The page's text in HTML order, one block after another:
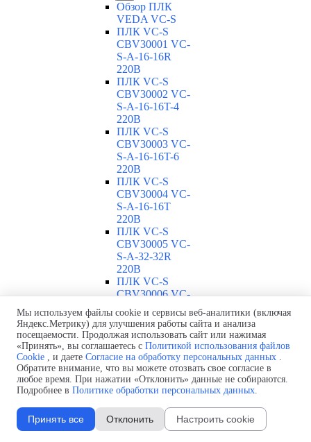
Обзор ПЛК
VEDA VC-S
ПЛК VC-S
CBV30001 VC-
S-A-16-16R
220В
ПЛК VC-S
CBV30002 VC-
S-A-16-16T-4
220В
ПЛК VC-S
CBV30003 VC-
S-A-16-16T-6
220В
ПЛК VC-S
CBV30004 VC-
S-A-16-16T
220В
ПЛК VC-S
CBV30005 VC-
S-A-32-32R
220В
ПЛК VC-S
CBV30006 VC-
S-A-32-32T-4
220В
ПЛК VC-S
CBV30007 VC-
S-A-32-32T-6
220В
ПЛК VC-S
CBV30008 VC-
S-A-32-32T
220В
ПЛК VC-S
Мы используем файлы cookie и сервисы веб-аналитики (включая
Яндекс.Метрику) для улучшения работы сайта и анализа
посещаемости. Продолжая использовать сайт или нажимая
«Принять», вы соглашаетесь с Политикой использования файлов
Cookie , и даете Согласие на обработку персональных данных .
Обратите внимание, что вы можете отозвать свое согласие в
любое время. При нажатии «Отклонить» данные не собираются.
Подробнее в Политике обработки персональных данных.
Принять все Отклонить Настроить cookie